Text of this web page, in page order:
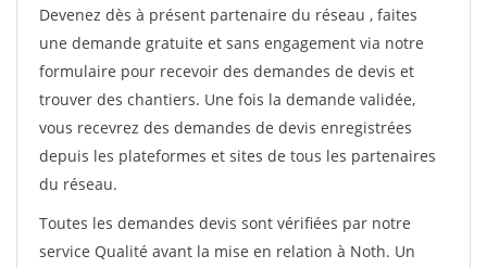
Devenez dès à présent partenaire du réseau , faites
une demande gratuite et sans engagement via notre
formulaire pour recevoir des demandes de devis et
trouver des chantiers. Une fois la demande validée,
vous recevrez des demandes de devis enregistrées
depuis les plateformes et sites de tous les partenaires
du réseau.
Toutes les demandes devis sont vérifiées par notre
service Qualité avant la mise en relation à Noth. Un